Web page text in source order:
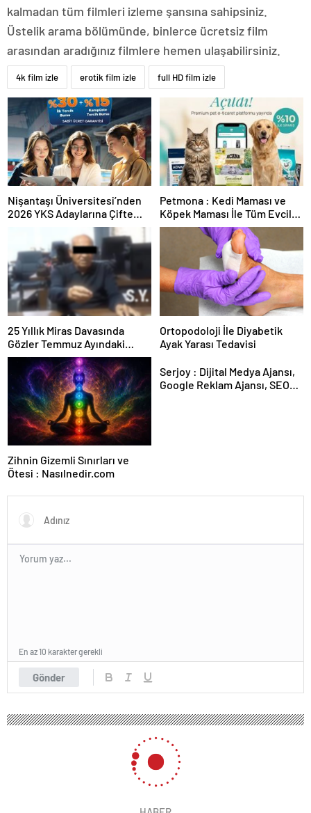
kalmadan tüm filmleri izleme şansına sahipsiniz.
Üstelik arama bölümünde, binlerce ücretsiz film
arasından aradığınız filmlere hemen ulaşabilirsiniz.
4k film izle erotik film izle full HD film izle
Nişantaşı Üniversitesi’nden
2026 YKS Adaylarına Çifte
Güvence: Sabit Ücret ve
Kesintisiz Burs
Petmona : Kedi Maması ve
Köpek Maması İle Tüm Evcil
Hayvan Ürünleri
25 Yıllık Miras Davasında
Gözler Temmuz Ayındaki
Karar Duruşmasına Çevrildi
Ortopodoloji İle Diyabetik
Ayak Yarası Tedavisi
Zihnin Gizemli Sınırları ve
Ötesi : Nasılnedir.com
Serjoy : Dijital Medya Ajansı,
Google Reklam Ajansı, SEO
Gönder
En az 10 karakter gerekli